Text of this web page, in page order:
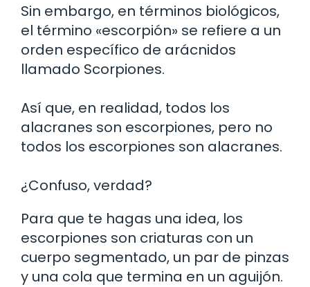
Sin embargo, en términos biológicos,
el término «escorpión» se refiere a un
orden específico de arácnidos
llamado Scorpiones.
Así que, en realidad, todos los
alacranes son escorpiones, pero no
todos los escorpiones son alacranes.
¿Confuso, verdad?
Para que te hagas una idea, los
escorpiones son criaturas con un
cuerpo segmentado, un par de pinzas
y una cola que termina en un aguijón.